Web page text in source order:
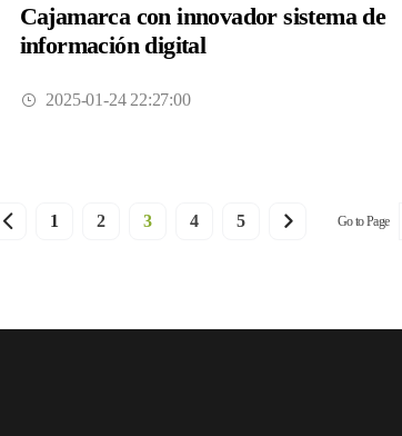
Cajamarca con innovador sistema de
información digital
2025-01-24 22:27:00
1 2 3 4 5 Go to Page